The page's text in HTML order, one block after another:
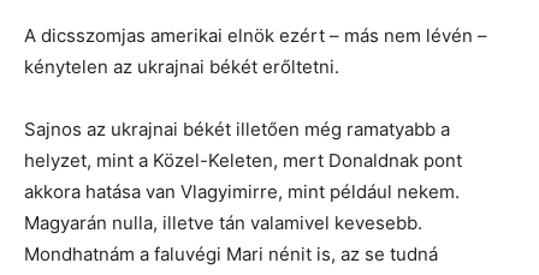
A dicsszomjas amerikai elnök ezért – más nem lévén –
kénytelen az ukrajnai békét erőltetni.
Sajnos az ukrajnai békét illetően még ramatyabb a
helyzet, mint a Közel-Keleten, mert Donaldnak pont
akkora hatása van Vlagyimirre, mint például nekem.
Magyarán nulla, illetve tán valamivel kevesebb.
Mondhatnám a faluvégi Mari nénit is, az se tudná